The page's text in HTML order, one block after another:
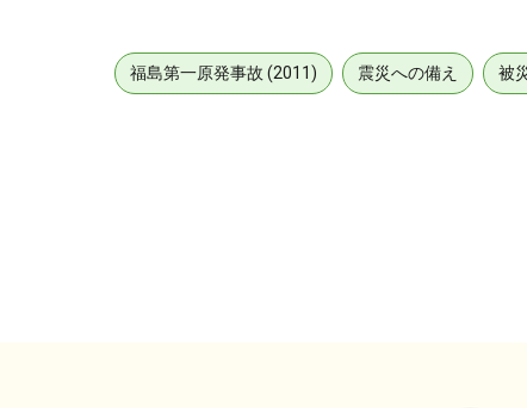
福島第一原発事故 (2011) 震災への備え 被